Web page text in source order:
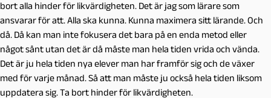
bort alla hinder för likvärdigheten. Det är jag som lärare som
ansvarar för att. Alla ska kunna. Kunna maximera sitt lärande. Och
då. Då kan man inte fokusera det bara på en enda metod eller
något sånt utan det är då måste man hela tiden vrida och vända.
Det är ju hela tiden nya elever man har framför sig och de växer
med för varje månad. Så att man måste ju också hela tiden liksom
uppdatera sig. Ta bort hinder för likvärdigheten.